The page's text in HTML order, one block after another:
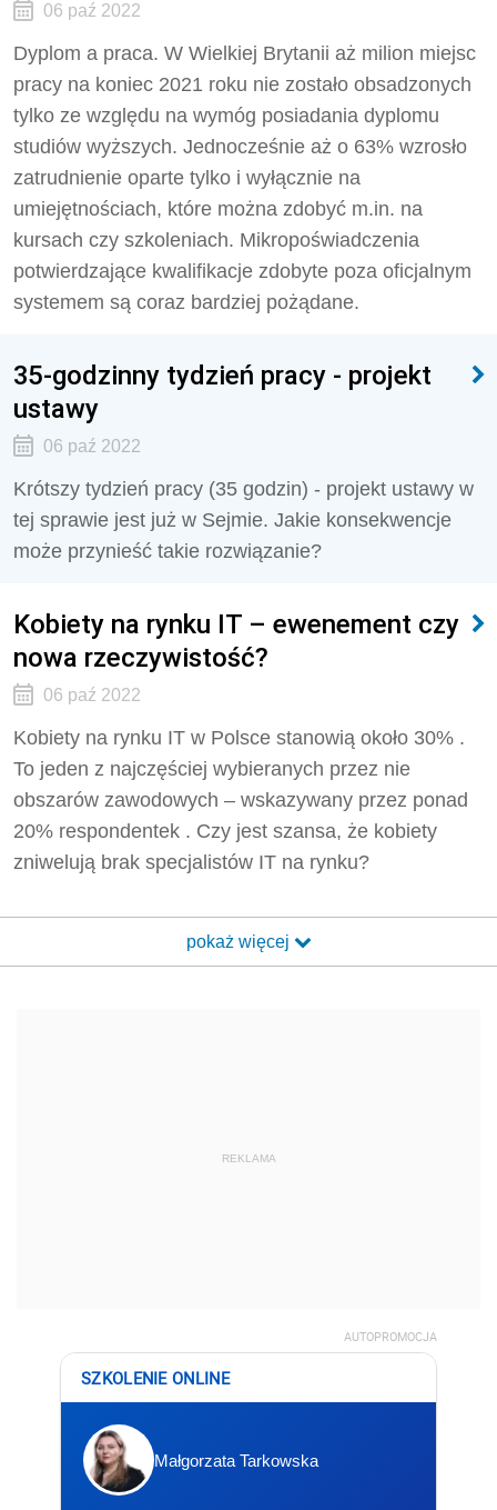
06 paź 2022
Dyplom a praca. W Wielkiej Brytanii aż milion miejsc
pracy na koniec 2021 roku nie zostało obsadzonych
tylko ze względu na wymóg posiadania dyplomu
studiów wyższych. Jednocześnie aż o 63% wzrosło
zatrudnienie oparte tylko i wyłącznie na
umiejętnościach, które można zdobyć m.in. na
kursach czy szkoleniach. Mikropoświadczenia
potwierdzające kwalifikacje zdobyte poza oficjalnym
systemem są coraz bardziej pożądane.
35-godzinny tydzień pracy - projekt
ustawy
06 paź 2022
Krótszy tydzień pracy (35 godzin) - projekt ustawy w
tej sprawie jest już w Sejmie. Jakie konsekwencje
może przynieść takie rozwiązanie?
Kobiety na rynku IT – ewenement czy
nowa rzeczywistość?
06 paź 2022
Kobiety na rynku IT w Polsce stanowią około 30% .
To jeden z najczęściej wybieranych przez nie
obszarów zawodowych – wskazywany przez ponad
20% respondentek . Czy jest szansa, że kobiety
zniwelują brak specjalistów IT na rynku?
pokaż więcej
REKLAMA
AUTOPROMOCJA
SZKOLENIE ONLINE
Małgorzata Tarkowska